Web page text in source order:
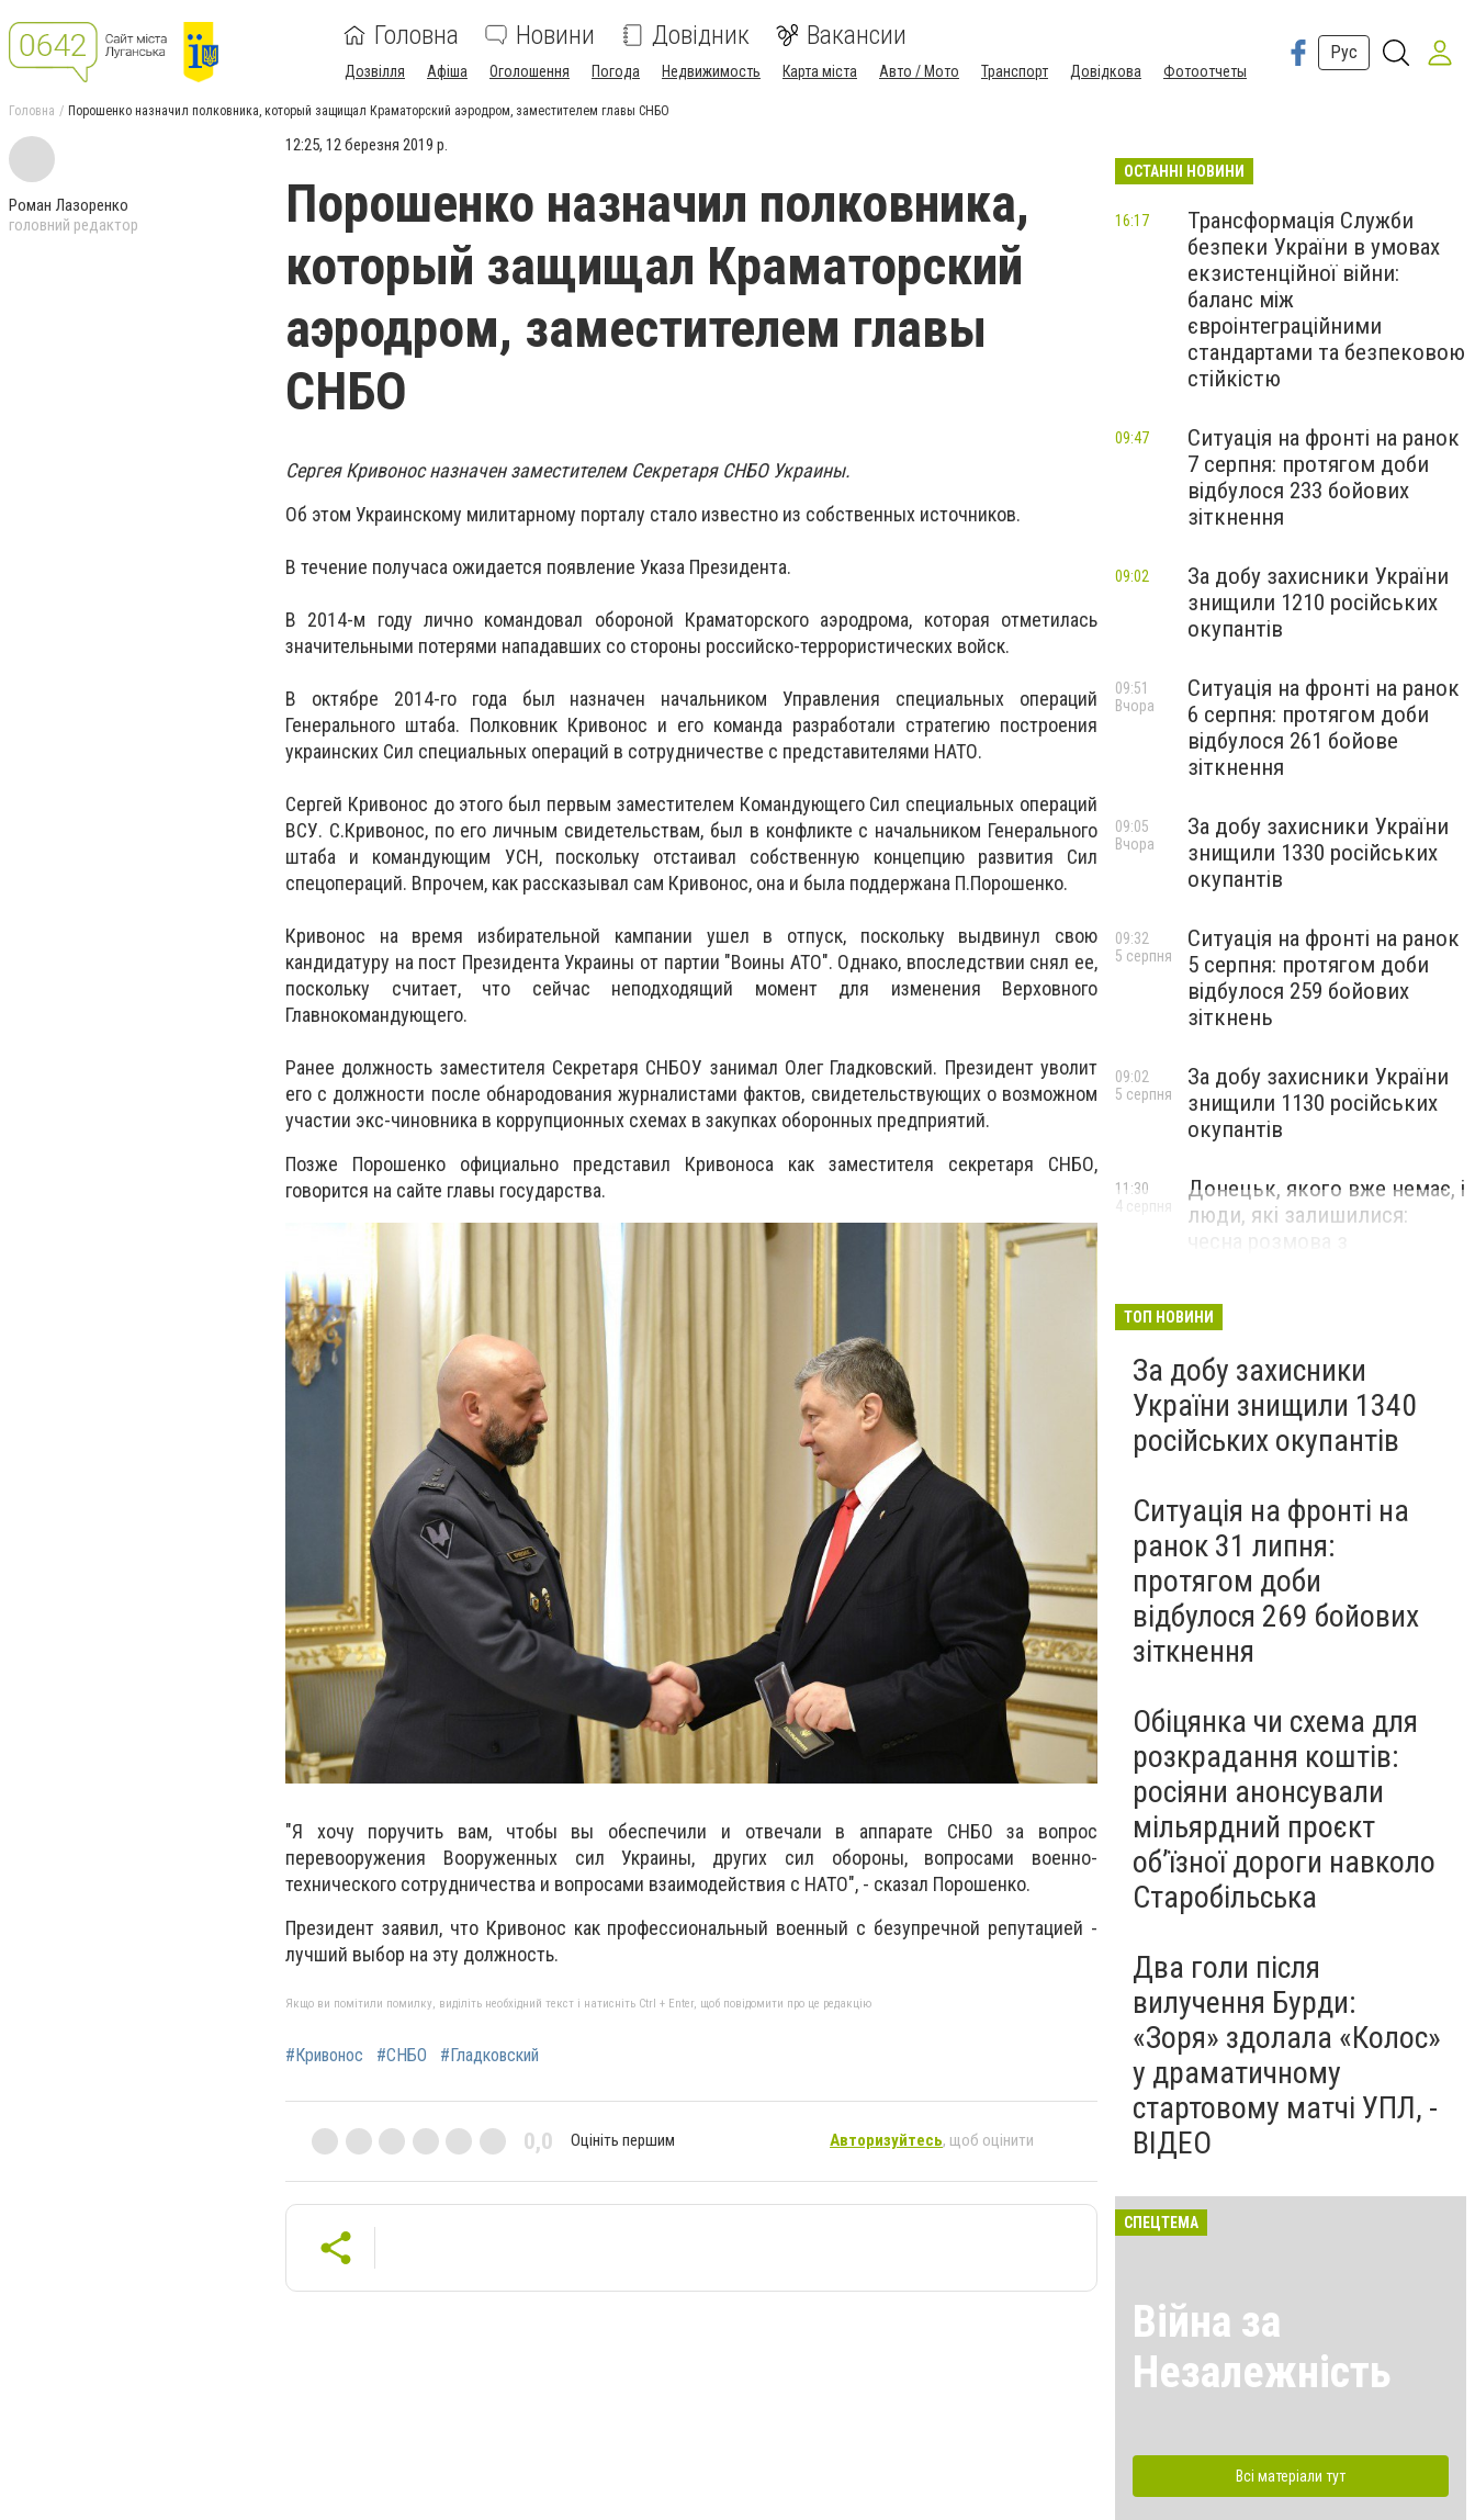
Головна Новини Довідник Вакансии
Дозвілля Афіша Оголошення Погода Недвижимость Карта міста Авто / Мото Транспорт Довідкова Фотоотчеты
Рус
Головна Порошенко назначил полковника, который защищал Краматорский аэродром, заместителем главы СНБО
Роман Лазоренко
головний редактор
12:25, 12 березня 2019 р.
Порошенко назначил полковника,
который защищал Краматорский
аэродром, заместителем главы
СНБО
Сергея Кривонос назначен заместителем Секретаря СНБО Украины.
Об этом Украинскому милитарному порталу стало известно из собственных источников.
В течение получаса ожидается появление Указа Президента.
В 2014-м году лично командовал обороной Краматорского аэродрома, которая отметилась
значительными потерями нападавших со стороны российско-террористических войск.
В октябре 2014-го года был назначен начальником Управления специальных операций
Генерального штаба. Полковник Кривонос и его команда разработали стратегию построения
украинских Сил специальных операций в сотрудничестве с представителями НАТО.
Сергей Кривонос до этого был первым заместителем Командующего Сил специальных операций
ВСУ. С.Кривонос, по его личным свидетельствам, был в конфликте с начальником Генерального
штаба и командующим УСН, поскольку отстаивал собственную концепцию развития Сил
спецопераций. Впрочем, как рассказывал сам Кривонос, она и была поддержана П.Порошенко.
Кривонос на время избирательной кампании ушел в отпуск, поскольку выдвинул свою
кандидатуру на пост Президента Украины от партии "Воины АТО". Однако, впоследствии снял ее,
поскольку считает, что сейчас неподходящий момент для изменения Верховного
Главнокомандующего.
Ранее должность заместителя Секретаря СНБОУ занимал Олег Гладковский. Президент уволит
его с должности после обнародования журналистами фактов, свидетельствующих о возможном
участии экс-чиновника в коррупционных схемах в закупках оборонных предприятий.
Позже Порошенко официально представил Кривоноса как заместителя секретаря СНБО,
говорится на сайте главы государства.
"Я хочу поручить вам, чтобы вы обеспечили и отвечали в аппарате СНБО за вопрос
перевооружения Вооруженных сил Украины, других сил обороны, вопросами военно-
технического сотрудничества и вопросами взаимодействия с НАТО", - сказал Порошенко.
Президент заявил, что Кривонос как профессиональный военный с безупречной репутацией -
лучший выбор на эту должность.
Якщо ви помітили помилку, виділіть необхідний текст і натисніть Ctrl + Enter, щоб повідомити про це редакцію
#Кривонос #СНБО #Гладковский
0,0 Оцініть першим Авторизуйтесь, щоб оцінити
ОСТАННІ НОВИНИ
Трансформація Служби
безпеки України в умовах
екзистенційної війни:
баланс між
євроінтеграційними
стандартами та безпековою
стійкістю
16:17
Ситуація на фронті на ранок
7 серпня: протягом доби
відбулося 233 бойових
зіткнення
09:47
За добу захисники України
знищили 1210 російських
окупантів
09:02
Ситуація на фронті на ранок
6 серпня: протягом доби
відбулося 261 бойове
зіткнення
09:51
Вчора
За добу захисники України
знищили 1330 російських
окупантів
09:05
Вчора
Ситуація на фронті на ранок
5 серпня: протягом доби
відбулося 259 бойових
зіткнень
09:32
5 серпня
За добу захисники України
знищили 1130 російських
окупантів
09:02
5 серпня
Донецьк, якого вже немає, і
люди, які залишилися:
11:30
4 серпня
ТОП НОВИНИ
За добу захисники
України знищили 1340
російських окупантів
Ситуація на фронті на
ранок 31 липня:
протягом доби
відбулося 269 бойових
зіткнення
Обіцянка чи схема для
розкрадання коштів:
росіяни анонсували
мільярдний проєкт
об’їзної дороги навколо
Старобільська
Два голи після
вилучення Бурди:
«Зоря» здолала «Колос»
у драматичному
стартовому матчі УПЛ, -
ВІДЕО
СПЕЦТЕМА
Війна за
Незалежність
Всі матеріали тут